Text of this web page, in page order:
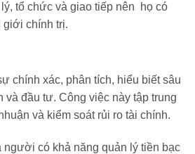
tổ chức và giao tiếp nên họ có
giới chính trị.
chính xác, phân tích, hiểu biết sâu
và đầu tư. Công việc này tập trung
và kiểm soát rủi ro tài chính.
có khả năng quản lý tiền bạc